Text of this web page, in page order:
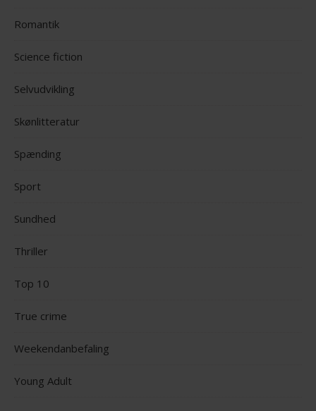
Romantik
Science fiction
Selvudvikling
Skønlitteratur
Spænding
Sport
Sundhed
Thriller
Top 10
True crime
Weekendanbefaling
Young Adult